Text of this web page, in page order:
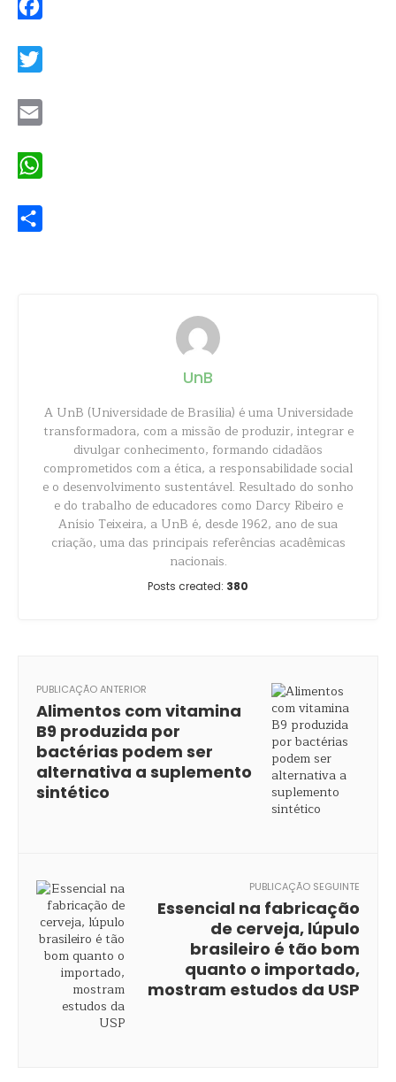
UnB
A UnB (Universidade de Brasília) é uma Universidade
transformadora, com a missão de produzir, integrar e
divulgar conhecimento, formando cidadãos
comprometidos com a ética, a responsabilidade social
e o desenvolvimento sustentável. Resultado do sonho
e do trabalho de educadores como Darcy Ribeiro e
Anísio Teixeira, a UnB é, desde 1962, ano de sua
criação, uma das principais referências acadêmicas
nacionais.
Posts created: 380
PUBLICAÇÃO ANTERIOR
Alimentos com vitamina
B9 produzida por
bactérias podem ser
alternativa a suplemento
sintético
PUBLICAÇÃO SEGUINTE
Essencial na fabricação
de cerveja, lúpulo
brasileiro é tão bom
quanto o importado,
mostram estudos da USP